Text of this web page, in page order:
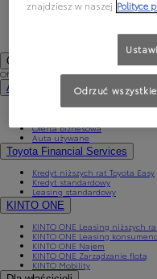
Zobacz wszystkie cenniki
Oferty specjalne i Finansowanie
Oferty specjalne i Finansowanie
Aktualne oferty
Finał wyprzedaży 2025
Oferta biznesowa
Auta używane
Toyota Financial Services
Kredyt niższych rat Toyota Easy
Kredyt standardowy
Leasing standardowy
KINTO ONE
KINTO ONE Leasing niższych
KINTO ONE Leasing
KINTO ONE Najem
KINTO ONE Zarządzanie flotą
KINTO Mobility
znajdziesz w naszej Polityce
Odrzuć wszystkie